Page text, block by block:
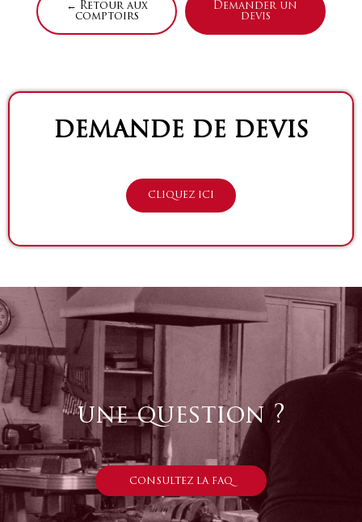
← Retour aux
comptoirs
Demander un
devis
DEMANDE DE DEVIS
CLIQUEZ ICI
une question ?
CONSULTEZ LA FAQ